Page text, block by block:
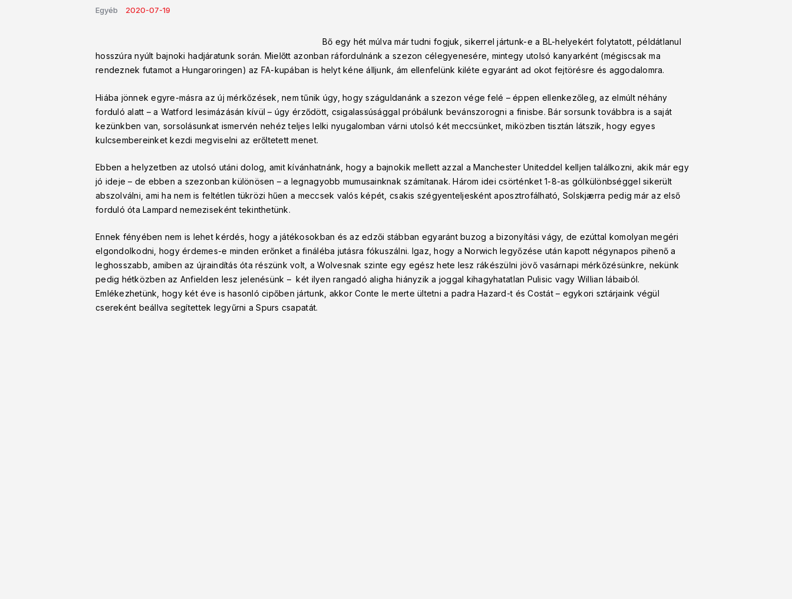
Egyéb 2020-07-19
Bő egy hét múlva már tudni fogjuk, sikerrel jártunk-e a BL-helyekért folytatott, példátlanul
hosszúra nyúlt bajnoki hadjáratunk során. Mielőtt azonban ráfordulnánk a szezon célegyenesére, mintegy utolsó kanyarként (mégiscsak ma
rendeznek futamot a Hungaroringen) az FA-kupában is helyt kéne álljunk, ám ellenfelünk kiléte egyaránt ad okot fejtörésre és aggodalomra.
Hiába jönnek egyre-másra az új mérkőzések, nem tűnik úgy, hogy száguldanánk a szezon vége felé – éppen ellenkezőleg, az elmúlt néhány
forduló alatt – a Watford lesimázásán kívül – úgy érződött, csigalassúsággal próbálunk bevánszorogni a finisbe. Bár sorsunk továbbra is a saját
kezünkben van, sorsolásunkat ismervén nehéz teljes lelki nyugalomban várni utolsó két meccsünket, miközben tisztán látszik, hogy egyes
kulcsembereinket kezdi megviselni az erőltetett menet.
Ebben a helyzetben az utolsó utáni dolog, amit kívánhatnánk, hogy a bajnokik mellett azzal a Manchester Uniteddel kelljen találkozni, akik már egy
jó ideje – de ebben a szezonban különösen – a legnagyobb mumusainknak számítanak. Három idei csörténket 1-8-as gólkülönbséggel sikerült
abszolválni, ami ha nem is feltétlen tükrözi hűen a meccsek valós képét, csakis szégyenteljesként aposztrofálható, Solskjærra pedig már az első
forduló óta Lampard nemeziseként tekinthetünk.
Ennek fényében nem is lehet kérdés, hogy a játékosokban és az edzői stábban egyaránt buzog a bizonyítási vágy, de ezúttal komolyan megéri
elgondolkodni, hogy érdemes-e minden erőnket a fináléba jutásra fókuszálni. Igaz, hogy a Norwich legyőzése után kapott négynapos pihenő a
leghosszabb, amiben az újraindítás óta részünk volt, a Wolvesnak szinte egy egész hete lesz rákészülni jövő vasárnapi mérkőzésünkre, nekünk
pedig hétközben az Anfielden lesz jelenésünk – két ilyen rangadó aligha hiányzik a joggal kihagyhatatlan Pulisic vagy Willian lábaiból.
Emlékezhetünk, hogy két éve is hasonló cipőben jártunk, akkor Conte le merte ültetni a padra Hazard-t és Costát – egykori sztárjaink végül
csereként beállva segítettek legyűrni a Spurs csapatát.